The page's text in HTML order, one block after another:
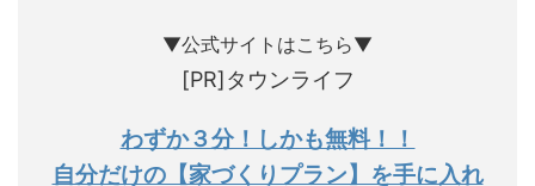
▼公式サイトはこちら▼
[PR]タウンライフ
わずか３分！しかも無料！！
自分だけの【家づくりプラン】を手に入れ